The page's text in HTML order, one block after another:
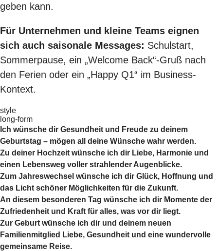
geben kann.
Für Unternehmen und kleine Teams eignen
sich auch saisonale Messages: Schulstart,
Sommerpause, ein „Welcome Back“-Gruß nach
den Ferien oder ein „Happy Q1“ im Business-
Kontext.
style
long-form
Ich wünsche dir Gesundheit und Freude zu deinem
Geburtstag – mögen all deine Wünsche wahr werden.
Zu deiner Hochzeit wünsche ich dir Liebe, Harmonie und
einen Lebensweg voller strahlender Augenblicke.
Zum Jahreswechsel wünsche ich dir Glück, Hoffnung und
das Licht schöner Möglichkeiten für die Zukunft.
An diesem besonderen Tag wünsche ich dir Momente der
Zufriedenheit und Kraft für alles, was vor dir liegt.
Zur Geburt wünsche ich dir und deinem neuen
Familienmitglied Liebe, Gesundheit und eine wundervolle
gemeinsame Reise.